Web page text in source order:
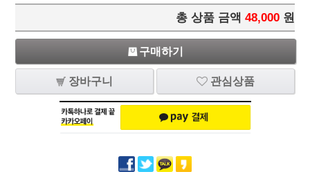
총 상품 금액 48,000 원
구매하기
장바구니 관심상품